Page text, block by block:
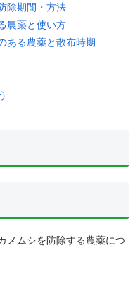
除期間・方法
農薬と使い方
ある農薬と散布時期
メムシを防除する農薬につ